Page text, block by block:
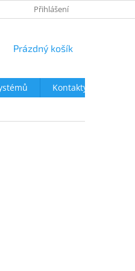
OBCHODNÍ PODMÍNKY
Přihlášení
NÁKUPNÍ
Prázdný košík
Kontakty